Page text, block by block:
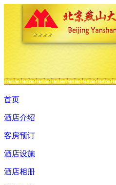
首页
酒店介绍
客房预订
酒店设施
酒店相册